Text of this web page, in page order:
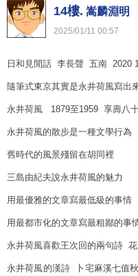
14樓. 嵩麟淵明
2025/01/11 00:57
日和見閒話 李長聲 五南 2020
隨筆式東京其實是永井荷風寫出
永井荷風 1879至1959 享壽八
永井荷風的散步是一種文學行為
舊時代的風景殘留在胡同裡
三島由紀夫說永井荷風的魅力
用最優雅的文章寫最低級的事情
用最都市化的文章寫最粗鄙的事
永井荷風喜歡王次回的兩句詩
永井荷風的漢詩 卜宅麻溪七值